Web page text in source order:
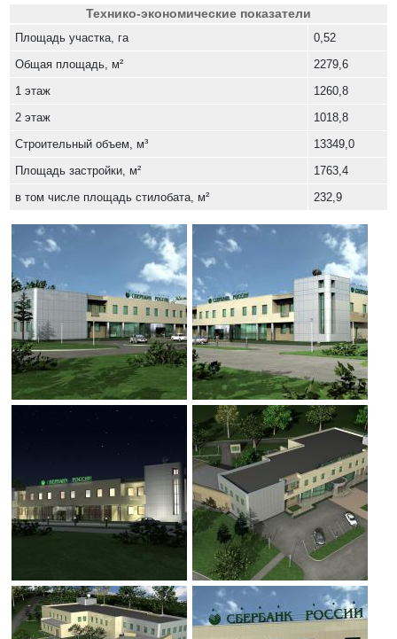
Технико-экономические показатели
Площадь участка, га
0,52
Общая площадь, м²
2279,6
1 этаж
1260,8
2 этаж
1018,8
Строительный объем, м³
13349,0
Площадь застройки, м²
1763,4
в том числе площадь стилобата, м²
232,9